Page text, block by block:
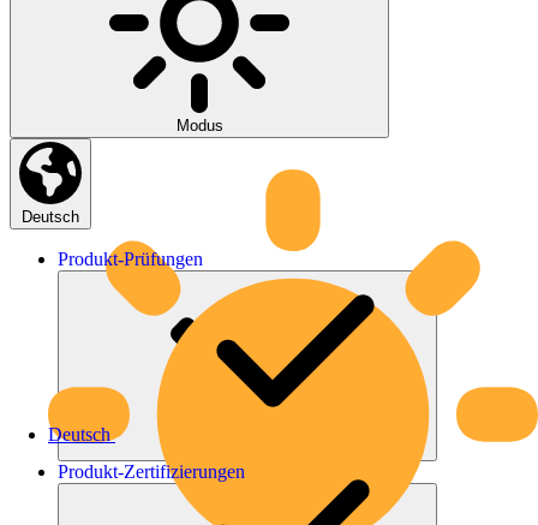
Modus
Deutsch
Deutsch
Produkt-Prüfungen
Produkt-Zertifizierungen